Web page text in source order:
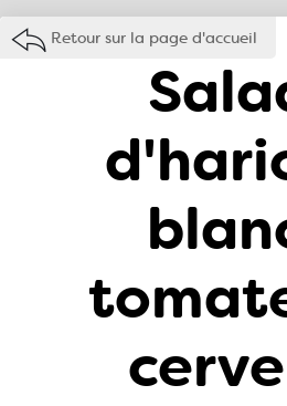
Retour sur la page d'accueil